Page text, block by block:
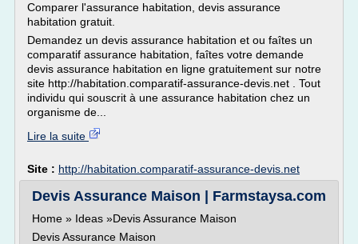
Comparer l'assurance habitation, devis assurance
habitation gratuit.
Demandez un devis assurance habitation et ou faîtes un
comparatif assurance habitation, faîtes votre demande
devis assurance habitation en ligne gratuitement sur notre
site http://habitation.comparatif-assurance-devis.net . Tout
individu qui souscrit à une assurance habitation chez un
organisme de...
Lire la suite
Site : http://habitation.comparatif-assurance-devis.net
Devis Assurance Maison | Farmstaysa.com
Home » Ideas »Devis Assurance Maison
Devis Assurance Maison